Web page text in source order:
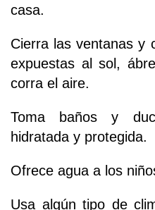
casa.
Cierra las ventanas y
expuestas al sol,
corra el aire.
Toma baños y
hidratada y protegida.
Ofrece agua a los
Usa algún tipo de